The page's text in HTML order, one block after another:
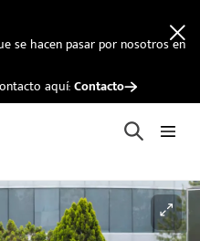
se hacen pasar por nosotros en
aquí:Contacto